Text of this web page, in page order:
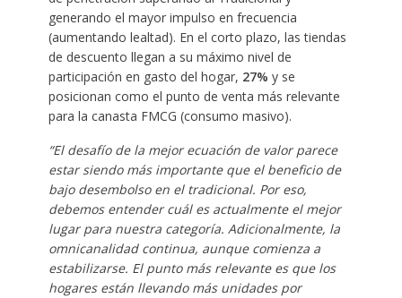
generando el mayor impulso en frecuencia
(aumentando lealtad). En el corto plazo, las tiendas
de descuento llegan a su máximo nivel de
participación en gasto del hogar, 27% y se
posicionan como el punto de venta más relevante
para la canasta FMCG (consumo masivo).
“El desafío de la mejor ecuación de valor parece
estar siendo más importante que el beneficio de
bajo desembolso en el tradicional. Por eso,
debemos entender cuál es actualmente el mejor
lugar para nuestra categoría. Adicionalmente, la
omnicanalidad continua, aunque comienza a
estabilizarse. El punto más relevante es que los
hogares están llevando más unidades por